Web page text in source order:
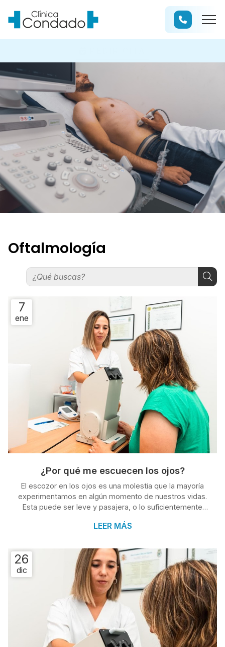
Oftalmología
7
ene
¿Por qué me escuecen los ojos?
El escozor en los ojos es una molestia que la mayoría
experimentamos en algún momento de nuestros vidas.
Esta puede ser leve y pasajera, o lo suficientemente
diarias. Entender las causas subyacentes es crucial para
buena salud visual. En Clínica Condado, como
oftalmólogos en O Porriño, queremos ayudarte a
identificar las razones más comunes de esta sensación.
Factores ambientales y alérgen...
LEER MÁS
26
dic